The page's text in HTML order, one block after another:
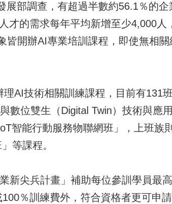
部調查，有超過半數約56.1％的企
才的需求每年平均新增至少4,000人
開辦AI專業培訓課程，即使無相
AI技術相關訓練課程，目前有131
位雙生（Digital Twin）技術與應用
智能行動服務物聯網班」，上班族
等課程。
尖兵計畫」補助每位參訓學員最
％訓練費外，符合資格者更可申